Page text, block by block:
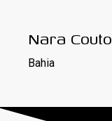
Nara Couto
Bahia